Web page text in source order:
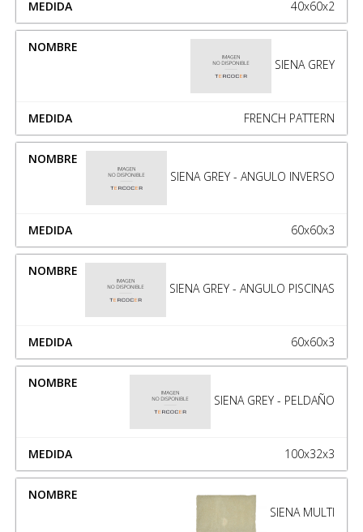
40x60x2
SIENA GREY
FRENCH PATTERN
SIENA GREY - ANGULO INVERSO
60x60x3
SIENA GREY - ANGULO PISCINAS
60x60x3
SIENA GREY - PELDAÑO
100x32x3
SIENA MULTI